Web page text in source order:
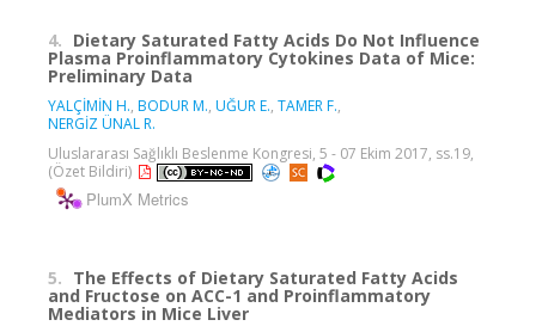
4. Dietary Saturated Fatty Acids Do Not Influence
Plasma Proinflammatory Cytokines Data of Mice:
Preliminary Data
YALÇİMİN H., BODUR M., UĞUR E., TAMER F.,
NERGİZ ÜNAL R.
Uluslararası Sağlıklı Beslenme Kongresi, 5 - 07 Ekim 2017, ss.19,
(Özet Bildiri)
PlumX Metrics
5. The Effects of Dietary Saturated Fatty Acids
and Fructose on ACC-1 and Proinflammatory
Mediators in Mice Liver